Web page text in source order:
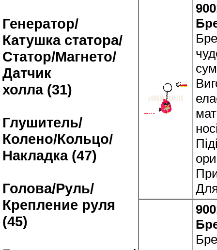
Генератор/
Катушка статора/
Статор/Магнето/
Датчик
холла (31)
Глушитель/
Колено/Кольцо/
Накладка (47)
Голова/Руль/
Крепление руля
(45)